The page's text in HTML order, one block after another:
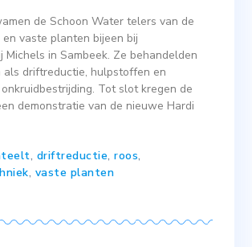
de Schoon Water telers van de
vaste planten bijeen bij
Michels in Sambeek. Ze behandelden
als driftreductie, hulpstoffen en
Tot slot kregen de
demonstratie van de nieuwe Hardi
, driftreductie,roos,
, vaste planten